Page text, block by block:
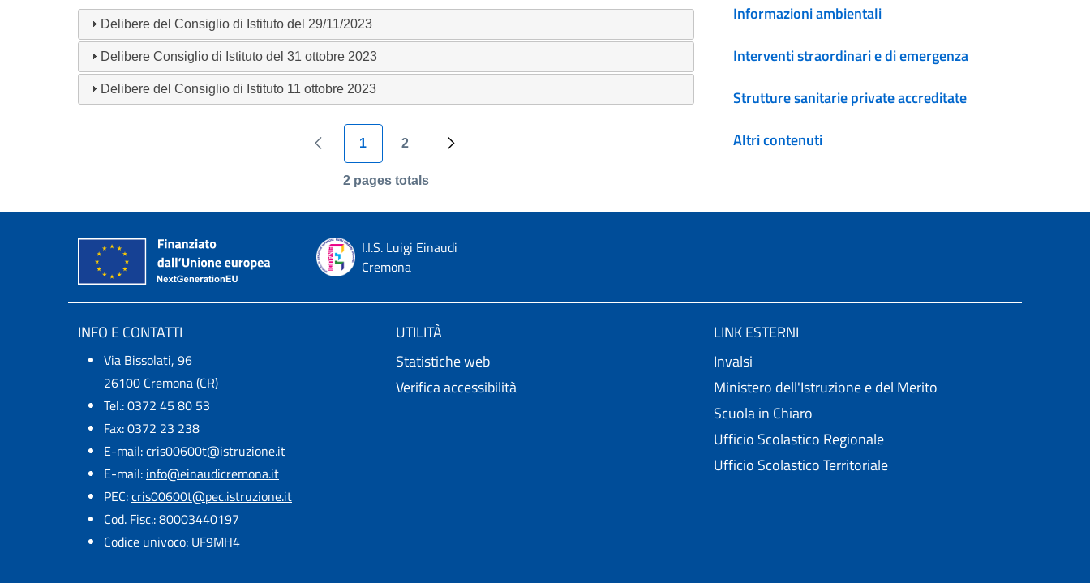
Delibere del Consiglio di Istituto del 29/11/2023
Delibere Consiglio di Istituto del 31 ottobre 2023
Delibere del Consiglio di Istituto 11 ottobre 2023
Pagina precedente
Pagina attuale
1 2
2 pages totals
Informazioni ambientali
Interventi straordinari e di emergenza
Strutture sanitarie private accreditate
Altri contenuti
I.I.S. Luigi Einaudi
Cremona
INFO E CONTATTI
Via Bissolati, 96
26100 Cremona (CR)
Tel.: 0372 45 80 53
Fax: 0372 23 238
E-mail:cris00600t@istruzione.it
E-mail:​ info@einaudicremona.it
PEC:cris00600t@pec.istruzione.it
Cod. Fisc.: 80003440197
Codice univoco: UF9MH4
UTILITÀ
Statistiche web
Verifica accessibilità
LINK ESTERNI
Invalsi
Ministero dell'Istruzione e del Merito
Scuola in Chiaro
Ufficio Scolastico Regionale
Ufficio Scolastico Territoriale